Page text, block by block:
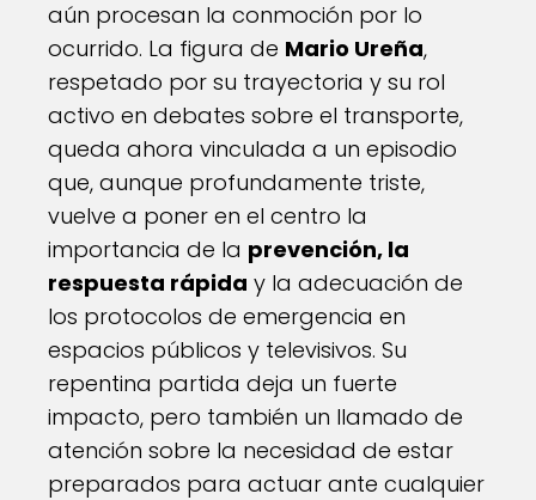
aún procesan la conmoción por lo
ocurrido. La figura de Mario Ureña,
respetado por su trayectoria y su rol
activo en debates sobre el transporte,
queda ahora vinculada a un episodio
que, aunque profundamente triste,
vuelve a poner en el centro la
importancia de la prevención, la
respuesta rápida y la adecuación de
los protocolos de emergencia en
espacios públicos y televisivos. Su
repentina partida deja un fuerte
impacto, pero también un llamado de
atención sobre la necesidad de estar
preparados para actuar ante cualquier